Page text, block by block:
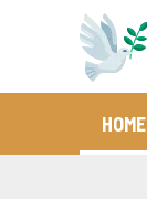
HOME